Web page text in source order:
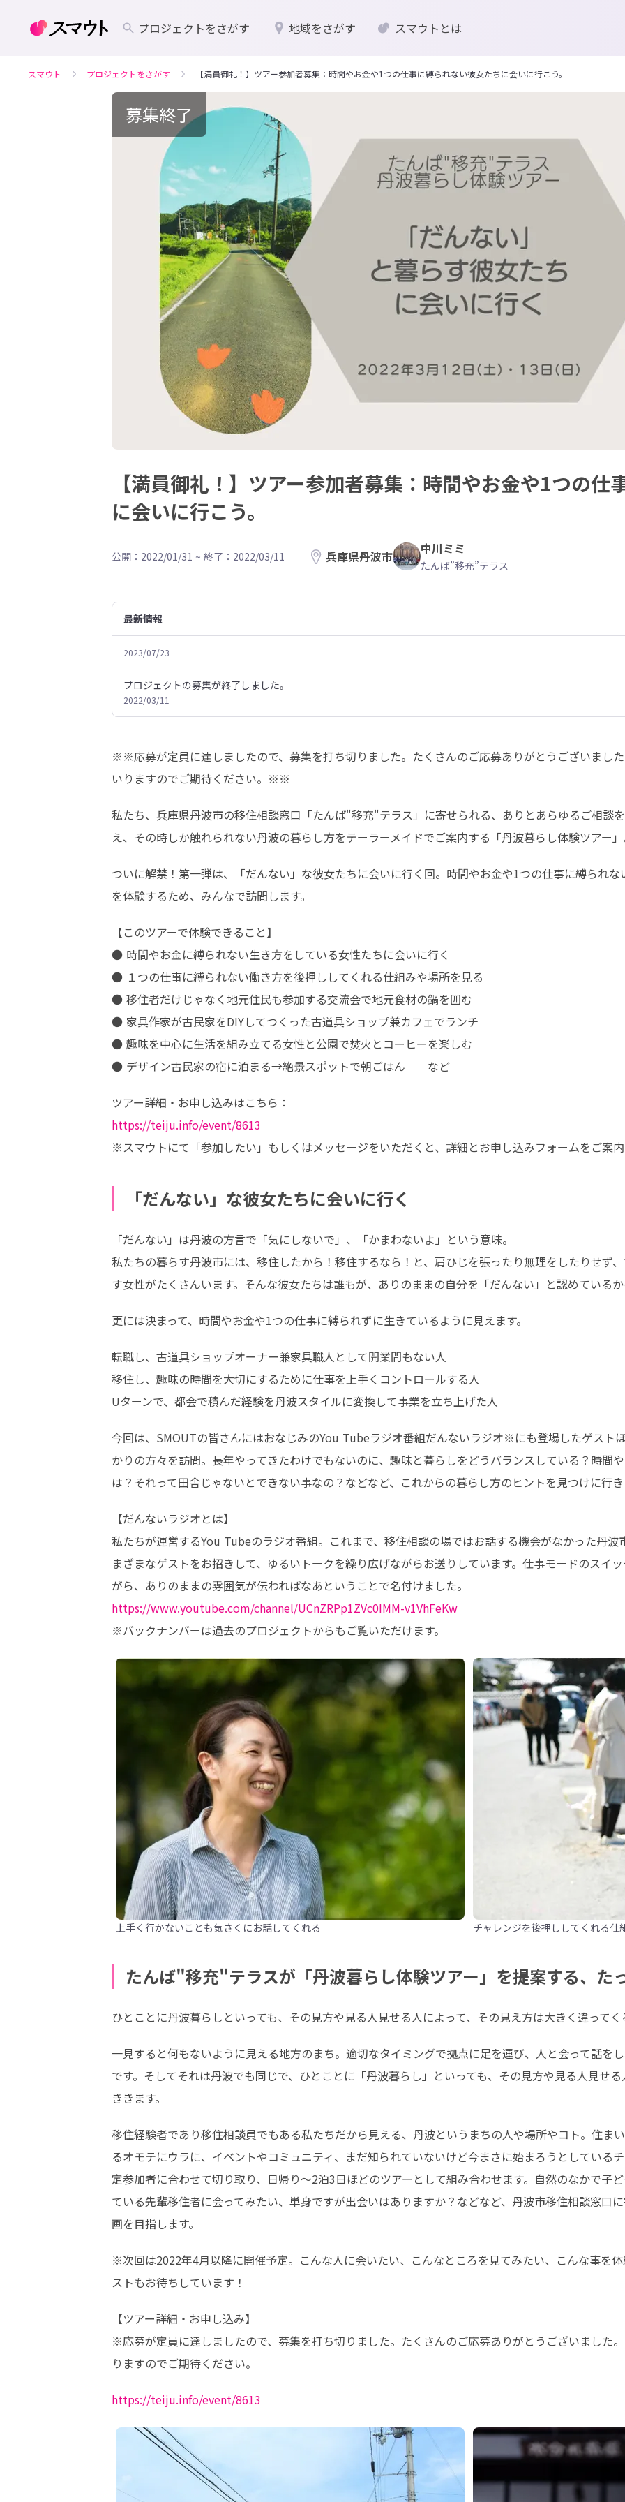
プロジェクトをさがす 地域をさがす スマウトとは
スマウト プロジェクトをさがす 【満員御礼！】ツアー参加者募集：時間やお金や1つの仕事に縛られない彼女たちに会いに行こう。
募集終了
【満員御礼！】ツアー参加者募集：時間やお金や1つの仕
に会いに行こう。
公開：2022/01/31 ~ 終了：2022/03/11 兵庫県丹波市 中川ミミ
たんば”移充”テラス
最新情報
2023/07/23
プロジェクトの募集が終了しました。
2022/03/11
※※応募が定員に達しましたので、募集を打ち切りました。たくさんのご応募ありがとうございまし
いりますのでご期待ください。※※
私たち、兵庫県丹波市の移住相談窓口「たんば"移充"テラス」に寄せられる、ありとあらゆるご相談
え、その時しか触れられない丹波の暮らし方をテーラーメイドでご案内する「丹波暮らし体験ツアー
ついに解禁！第一弾は、「だんない」な彼女たちに会いに行く回。時間やお金や1つの仕事に縛られ
を体験するため、みんなで訪問します。
【このツアーで体験できること】
● 時間やお金に縛られない生き方をしている女性たちに会いに行く
● １つの仕事に縛られない働き方を後押ししてくれる仕組みや場所を見る
● 移住者だけじゃなく地元住民も参加する交流会で地元食材の鍋を囲む
● 家具作家が古民家をDIYしてつくった古道具ショップ兼カフェでランチ
● 趣味を中心に生活を組み立てる女性と公園で焚火とコーヒーを楽しむ
● デザイン古民家の宿に泊まる→絶景スポットで朝ごはん　　など
https://teiju.info/event/8613
※スマウトにて「参加したい」もしくはメッセージをいただくと、詳細とお申し込みフォームをご案
「だんない」な彼女たちに会いに行く
「だんない」は丹波の方言で「気にしないで」、「かまわないよ」という意味。
私たちの暮らす丹波市には、移住したから！移住するなら！と、肩ひじを張ったり無理をしたりせず
す女性がたくさんいます。そんな彼女たちは誰もが、ありのままの自分を「だんない」と認めている
更には決まって、時間やお金や1つの仕事に縛られずに生きているように見えます。
転職し、古道具ショップオーナー兼家具職人として開業間もない人
移住し、趣味の時間を大切にするために仕事を上手くコントロールする人
Uターンで、都会で積んだ経験を丹波スタイルに変換して事業を立ち上げた人
今回は、SMOUTの皆さんにはおなじみのYou Tubeラジオ番組だんないラジオ※にも登場したゲスト
かりの方々を訪問。長年やってきたわけでもないのに、趣味と暮らしをどうバランスしている？時間
は？それって田舎じゃないとできない事なの？などなど、これからの暮らし方のヒントを見つけに行
【だんないラジオとは】
私たちが運営するYou Tubeのラジオ番組。これまで、移住相談の場ではお話する機会がなかった丹
まざまなゲストをお招きして、ゆるいトークを繰り広げながらお送りしています。仕事モードのスイ
https://www.youtube.com/channel/UCnZRPp1ZVc0IMM-v1VhFeKw
※バックナンバーは過去のプロジェクトからもご覧いただけます。
上手く行かないことも気さくにお話してくれる チャレンジを後押ししてくれる仕
たんば"移充"テラスが「丹波暮らし体験ツアー」を提案する、た
ひとことに丹波暮らしといっても、その見方や見る人見せる人によって、その見え方は大きく違ってく
一見すると何もないように見える地方のまち。適切なタイミングで拠点に足を運び、人と会って話を
です。そしてそれは丹波でも同じで、ひとことに「丹波暮らし」といっても、その見方や見る人見せ
ききます。
移住経験者であり移住相談員でもある私たちだから見える、丹波というまちの人や場所やコト。住ま
るオモテにウラに、イベントやコミュニティ、まだ知られていないけど今まさに始まろうとしている
定参加者に合わせて切り取り、日帰り～2泊3日ほどのツアーとして組み合わせます。自然のなかで子
ている先輩移住者に会ってみたい、単身ですが出会いはありますか？などなど、丹波市移住相談窓口
画を目指します。
※次回は2022年4月以降に開催予定。こんな人に会いたい、こんなところを見てみたい、こんな事を
ストもお待ちしています！
【ツアー詳細・お申し込み】
※応募が定員に達しましたので、募集を打ち切りました。たくさんのご応募ありがとうございました
りますのでご期待ください。
https://teiju.info/event/8613